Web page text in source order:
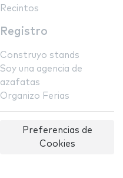
Recintos
Registro
Construyo stands
Soy una agencia de
azafatas
Organizo Ferias
Preferencias de
Cookies